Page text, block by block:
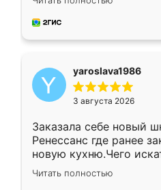
довольны работой.
мебель за
yaroslava1986
3 августа 2026
Заказала себе новый
Ренессанс где ранее
новую кухню.Чего
вполне довольна.
два года, нареканий нет.
Читать полностью